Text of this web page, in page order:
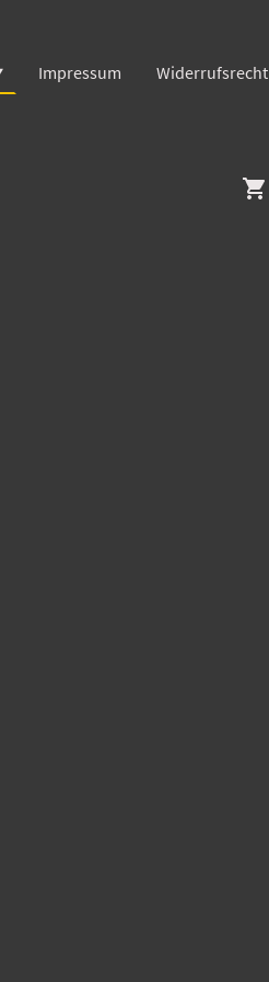
Impressum Widerrufsrecht